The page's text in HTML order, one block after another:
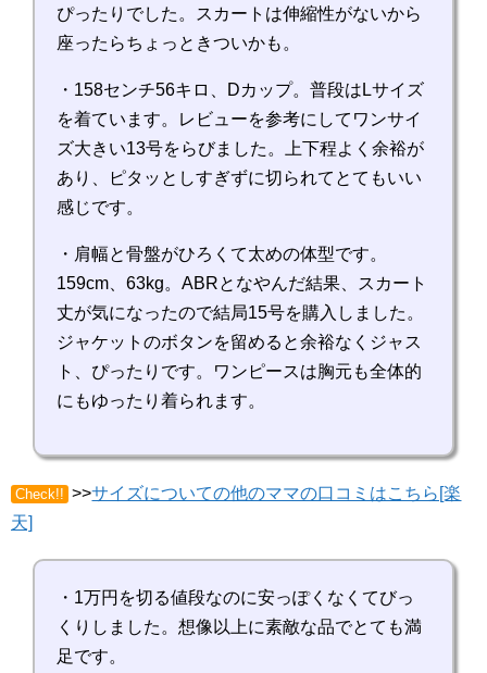
ぴったりでした。スカートは伸縮性がないから
座ったらちょっときついかも。
・158センチ56キロ、Dカップ。普段はLサイズ
を着ています。レビューを参考にしてワンサイ
ズ大きい13号をらびました。上下程よく余裕が
あり、ピタッとしすぎずに切られてとてもいい
感じです。
・肩幅と骨盤がひろくて太めの体型です。
159cm、63kg。ABRとなやんだ結果、スカート
丈が気になったので結局15号を購入しました。
ジャケットのボタンを留めると余裕なくジャス
ト、ぴったりです。ワンピースは胸元も全体的
にもゆったり着られます。
Check!! >>サイズについての他のママの口コミはこちら[楽
天]
・1万円を切る値段なのに安っぽくなくてびっ
くりしました。想像以上に素敵な品でとても満
足です。